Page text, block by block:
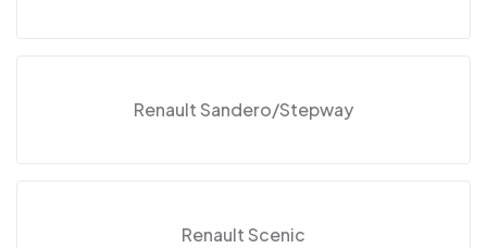
Renault Sandero/Stepway
Renault Scenic